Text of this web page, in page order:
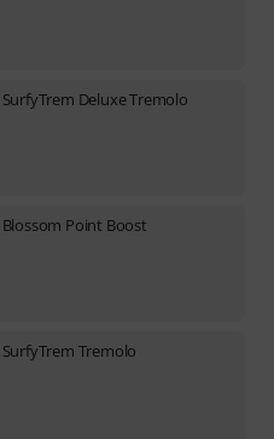
SurfyTrem Deluxe Tremolo
Blossom Point Boost
SurfyTrem Tremolo